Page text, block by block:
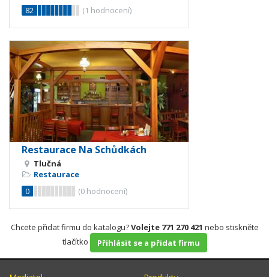
82
(1 hodnocení)
Restaurace Na Schůdkách
Tlučná
Restaurace
0
(0 hodnocení)
Chcete přidat firmu do katalogu?Volejte 771 270 421 nebo stiskněte
tlačítko
Přihlásit se a přidat firmu